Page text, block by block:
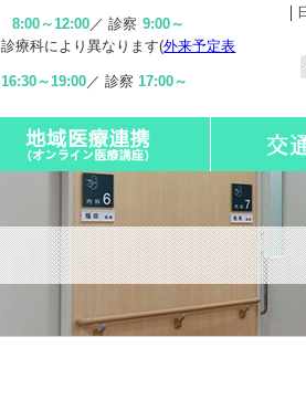
8:00～12:00／ 診察 9:00～
診療科により異なります(外来予定表
16:30～19:00／ 診察17:00～